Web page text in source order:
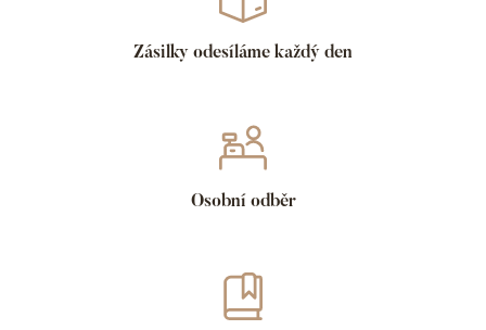
Zásilky odesíláme každý den
Osobní odběr